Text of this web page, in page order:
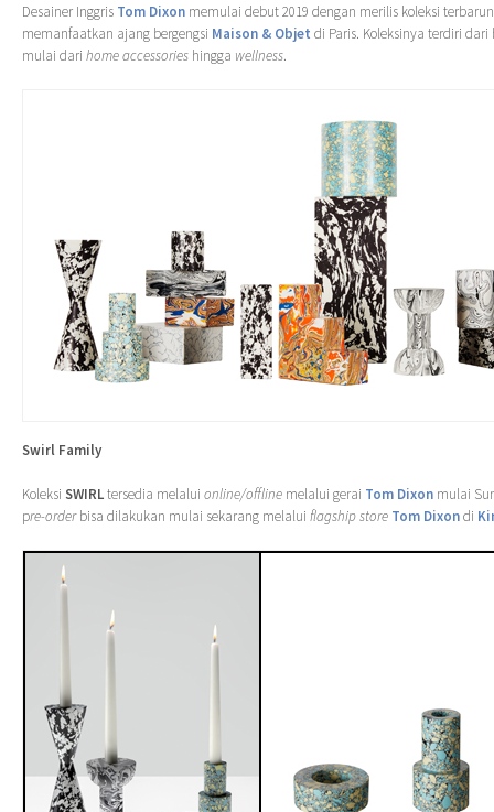
Desainer Inggris Tom Dixon memulai debut 2019 dengan merilis koleksi
memanfaatkan ajang bergengsi Maison & Objet di Paris. Koleksinya terdiri
mulai dari home accessories hingga wellness.
Swirl Family
Koleksi SWIRLtersedia melalui online/offline melalui gerai Tom Dixon mulai
pre-orderbisa dilakukan mulai sekarang melalui flagship store Tom Dixondi